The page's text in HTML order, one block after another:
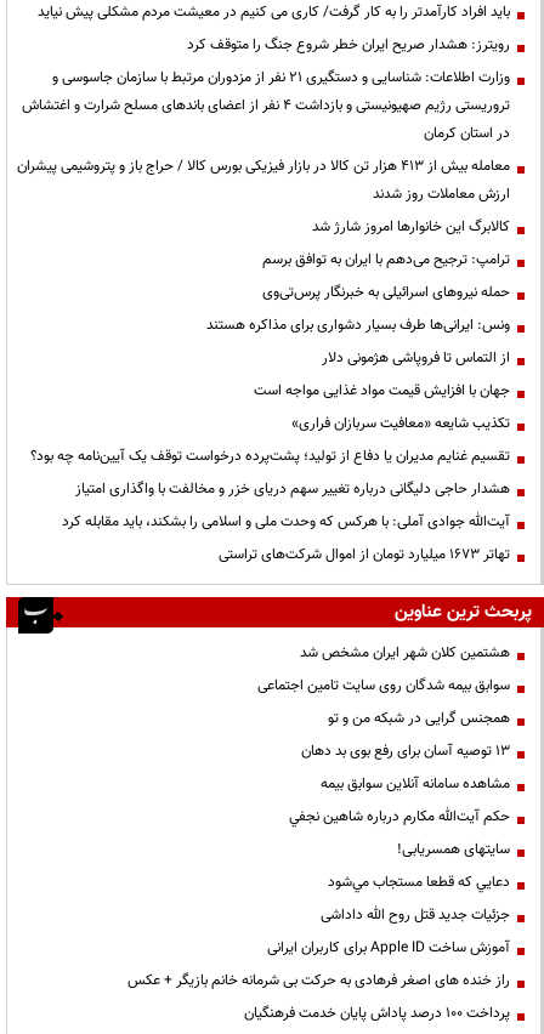
باید افراد کارآمدتر را به کار گرفت/ کاری می کنیم در معیشت مردم مشکلی پیش نیاید
رویترز: هشدار صریح ایران خطر شروع جنگ را متوقف کرد
وزارت اطلاعات: شناسایی و دستگیری ۲۱ نفر از مزدوران مرتبط با سازمان جاسوسی و
تروریستی رژیم صهیونیستی و بازداشت ۴ نفر از اعضای باندهای مسلح شرارت و اغتشاش
در استان کرمان
معامله بیش از ۴۱۳ هزار تن کالا در بازار فیزیکی بورس کالا / حراج باز و پتروشیمی پیشران
ارزش معاملات روز شدند
کالابرگ این خانوارها امروز شارژ شد
ترامپ: ترجیح می‌دهم با ایران به توافق برسم
حمله نیروهای اسرائیلی به خبرنگار پرس‌تی‌وی
ونس: ایرانی‌ها طرف بسیار دشواری برای مذاکره هستند
از التماس تا فروپاشی هژمونی دلار
جهان با افزایش قیمت مواد غذایی مواجه است
تکذیب شایعه «معافیت سربازان فراری»
تقسیم غنایم مدیران یا دفاع از تولید؛ پشت‌پرده درخواست توقف یک آیین‌نامه چه بود؟
هشدار حاجی دلیگانی درباره تغییر سهم دریای خزر و مخالفت با واگذاری امتیاز
آیت‌الله جوادی آملی: با هرکس که وحدت ملی و اسلامی را بشکند، باید مقابله کرد
تهاتر ۱۶۷۳ میلیارد تومان از اموال شرکت‌های تراستی
پربحث ترین عناوین
هشتمین کلان شهر ایران مشخص شد
سوابق بیمه شدگان روی سایت تامین اجتماعی
همجنس گرایی در شبکه من و تو
13 توصیه آسان برای رفع بوی بد دهان
مشاهده سامانه آنلاين سوابق بیمه
حكم آيت‌الله مكارم درباره شاهين نجفي
سایتهای همسریابی!
دعايي كه قطعا مستجاب مي‌شود
جزئیات جدید قتل روح الله داداشی
آموزش ساخت Apple ID برای کاربران ایرانی
راز خنده های اصغر فرهادی به حرکت بی شرمانه خانم بازیگر + عکس
پرداخت ۱۰۰ درصد پاداش پایان خدمت فرهنگیان